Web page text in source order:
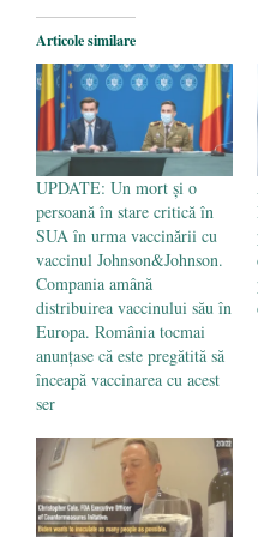
Legea Vexler
poetului
- 16 aprilie 2026
Articole similare
UPDATE: Un mort şi o
persoană în stare critică în
SUA în urma vaccinării cu
vaccinul Johnson&Johnson.
Compania amână
distribuirea vaccinului său în
Europa. România tocmai
anunțase că este pregătită să
înceapă vaccinarea cu acest
ser